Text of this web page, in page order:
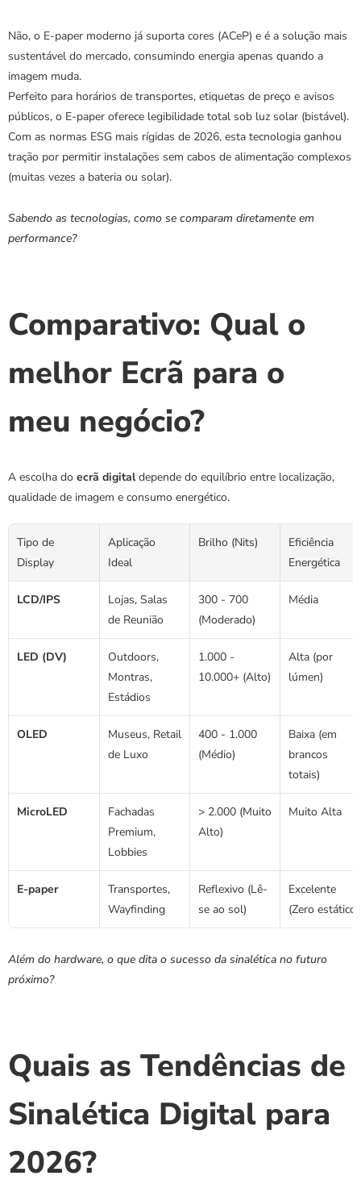
Não, o E-paper moderno já suporta cores (ACeP) e é a solução mais
sustentável do mercado, consumindo energia apenas quando a
imagem muda.
Perfeito para horários de transportes, etiquetas de preço e avisos
públicos, o E-paper oferece legibilidade total sob luz solar (bistável).
Com as normas ESG mais rígidas de 2026, esta tecnologia ganhou
tração por permitir instalações sem cabos de alimentação complexos
(muitas vezes a bateria ou solar).
Sabendo as tecnologias, como se comparam diretamente em
performance?
Comparativo: Qual o
melhor Ecrã para o
meu negócio?
A escolha do ecrã digital depende do equilíbrio entre localização,
qualidade de imagem e consumo energético.
Tipo de
Display
Aplicação
Ideal
Brilho (Nits)
Eficiência
Energética
LCD/IPS
Lojas, Salas
de Reunião
300 - 700
(Moderado)
Média
LED (DV)
Outdoors,
Montras,
Estádios
1.000 -
10.000+ (Alto)
Alta (por
lúmen)
OLED
Museus, Retail
de Luxo
400 - 1.000
(Médio)
Baixa (em
brancos
totais)
MicroLED
Fachadas
Premium,
Lobbies
> 2.000 (Muito
Alto)
Muito Alta
E-paper
Transportes,
Wayfinding
Reflexivo (Lê-
se ao sol)
Excelente
(Zero estático)
Além do hardware, o que dita o sucesso da sinalética no futuro
próximo?
Quais as Tendências de
Sinalética Digital para
2026?